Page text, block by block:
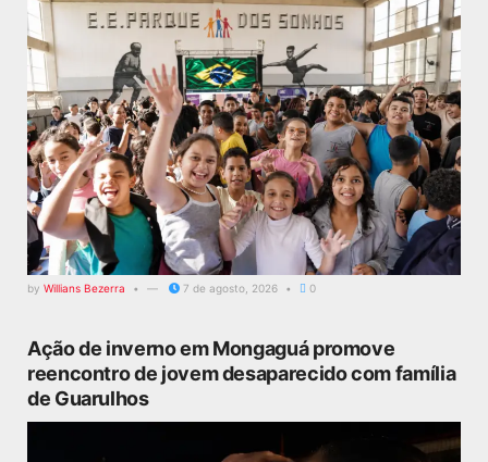
by Willians Bezerra 7 de agosto, 2026 0
Ação de inverno em Mongaguá promove
reencontro de jovem desaparecido com família
de Guarulhos